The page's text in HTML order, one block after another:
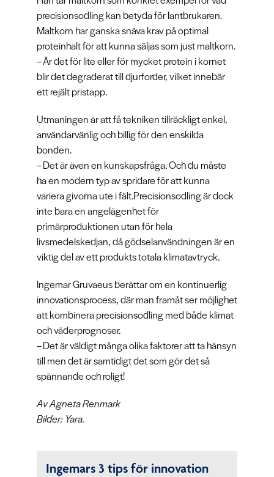
precisionsodling kan betyda för lantbrukaren.
Maltkorn har ganska snäva krav på optimal
proteinhalt för att kunna säljas som just maltkorn.
– Är det för lite eller för mycket protein i kornet
blir det degraderat till djurforder, vilket innebär
ett rejält pristapp.
Utmaningen är att få tekniken tillräckligt enkel,
användarvänlig och billig för den enskilda
bonden.
– Det är även en kunskapsfråga. Och du måste
ha en modern typ av spridare för att kunna
variera givorna ute i fält.Precisionsodling är dock
inte bara en angelägenhet för
primärproduktionen utan för hela
livsmedelskedjan, då gödselanvändningen är en
viktig del av ett produkts totala klimatavtryck.
Ingemar Gruvaeus berättar om en kontinuerlig
innovationsprocess, där man framåt ser möjlighet
att kombinera precisionsodling med både klimat
och väderprognoser.
– Det är väldigt många olika faktorer att ta hänsyn
till men det är samtidigt det som gör det så
spännande och roligt!
Av Agneta Renmark
Bilder: Yara.
Ingemars 3 tips för innovation